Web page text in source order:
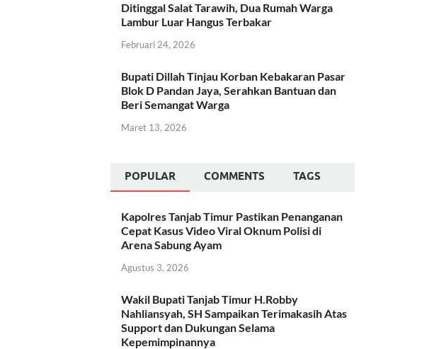
Ditinggal Salat Tarawih, Dua Rumah Warga
Lambur Luar Hangus Terbakar
Februari 24, 2026
Bupati Dillah Tinjau Korban Kebakaran Pasar
Blok D Pandan Jaya, Serahkan Bantuan dan
Beri Semangat Warga
Maret 13, 2026
POPULAR COMMENTS TAGS
Kapolres Tanjab Timur Pastikan Penanganan
Cepat Kasus Video Viral Oknum Polisi di
Arena Sabung Ayam
Agustus 3, 2026
Wakil Bupati Tanjab Timur H.Robby
Nahliansyah, SH Sampaikan Terimakasih Atas
Support dan Dukungan Selama
Kepemimpinannya